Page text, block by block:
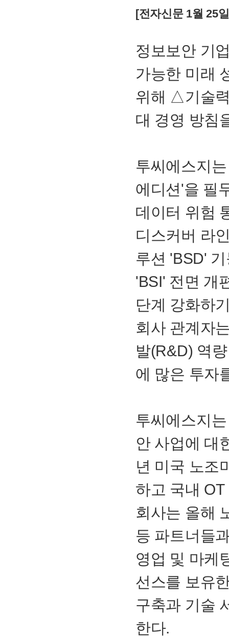
[전자신문 1월 25
정보보안 기
가능한 미래
위해 △기술
대 경영 방침
투씨에스지
에디션'을 필
데이터 위험
디스커버 라
루션 'BSD'
'BSI' 전면 개
단계 강화하
회사 관계자
발(R&D) 역
에 많은 투자
투씨에스지
안 사업에 대
년 미국 노조
하고 국내 OT
회사는 올해
등 파트너들
영업 및 마케
선스를 보유
구축과 기술
한다.